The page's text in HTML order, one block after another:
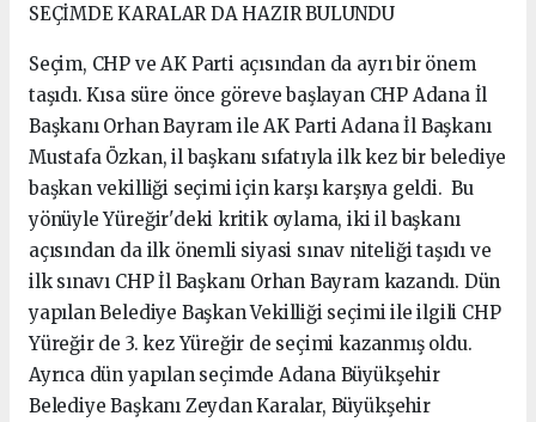
SEÇİMDE KARALAR DA HAZIR BULUNDU
Seçim, CHP ve AK Parti açısından da ayrı bir önem
taşıdı. Kısa süre önce göreve başlayan CHP Adana İl
Başkanı Orhan Bayram ile AK Parti Adana İl Başkanı
Mustafa Özkan, il başkanı sıfatıyla ilk kez bir belediye
başkan vekilliği seçimi için karşı karşıya geldi. Bu
yönüyle Yüreğir'deki kritik oylama, iki il başkanı
açısından da ilk önemli siyasi sınav niteliği taşıdı ve
ilk sınavı CHP İl Başkanı Orhan Bayram kazandı. Dün
yapılan Belediye Başkan Vekilliği seçimi ile ilgili CHP
Yüreğir de 3. kez Yüreğir de seçimi kazanmış oldu.
Ayrıca dün yapılan seçimde Adana Büyükşehir
Belediye Başkanı Zeydan Karalar, Büyükşehir